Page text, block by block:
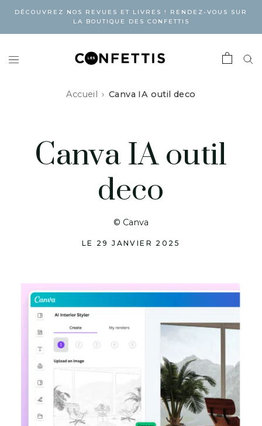
DÉCOUVREZ NOS REVUES ET LIVRES ! RENDEZ-VOUS SUR
LA BOUTIQUE DES CONFETTIS
Accueil Canva IA outil deco
Canva IA outil
deco
© Canva
LE 29 JANVIER 2025